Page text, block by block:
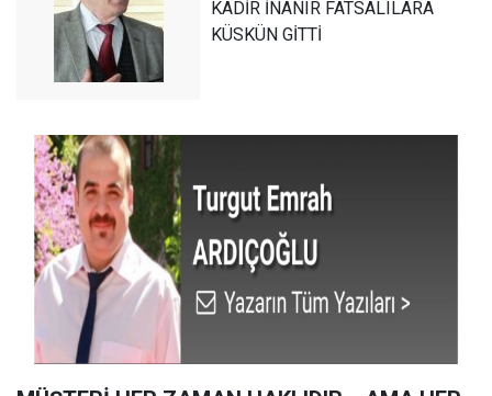
KADİR İNANIR FATSALILARA
KÜSKÜN GİTTİ